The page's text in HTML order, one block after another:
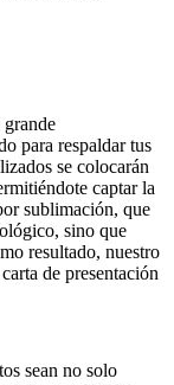
para respaldar tus
se colocarán
captar la
sublimación, que
sino que
resultado, nuestro
de presentación
sean no solo